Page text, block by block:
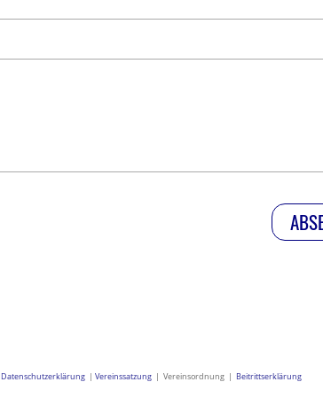
Datenschutzerklärung| Vereinssatzung| Vereinsordnung | Beitrittserklärung